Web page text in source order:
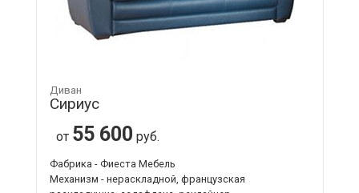
Диван
Сириус
от 55 600 руб.
Фабрика - Фиеста Мебель
Механизм - нераскладной, французская